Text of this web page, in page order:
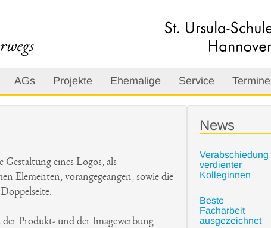
AGs Projekte Ehemalige Service Termine
eines Logos, als
Elementen, vorangegeangen, sowie die
Produkt- und der Imagewerbung
News
Verabschiedung
verdienter
Kolleginnen
Beste
Facharbeit
ausgezeichnet